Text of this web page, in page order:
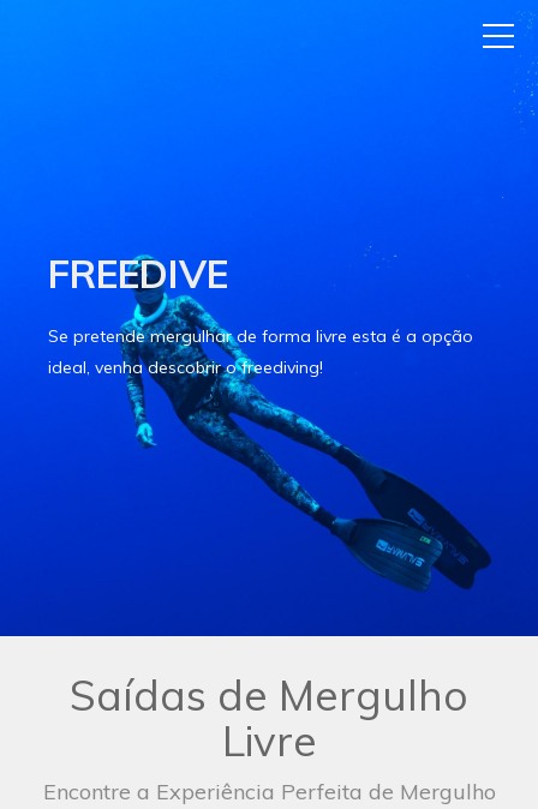
FREEDIVE
Se pretende mergulhar de forma livre esta é a opção
ideal, venha descobrir o freediving!
Saídas de Mergulho
Livre
Encontre a Experiência Perfeita de Mergulho